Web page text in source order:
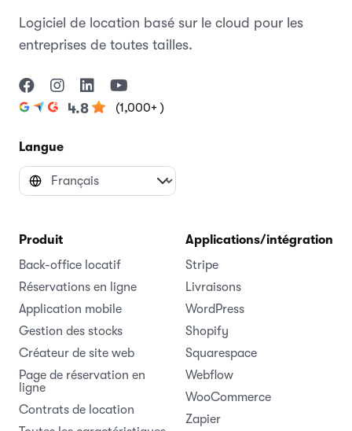
Logiciel de location basé sur le cloud pour les
entreprises de toutes tailles.
4.8 (1,000+ )
Langue
Produit
Back-office locatif
Réservations en ligne
Application mobile
Gestion des stocks
Créateur de site web
Page de réservation en
ligne
Contrats de location
Applications/intégrations
Stripe
Livraisons
WordPress
Shopify
Squarespace
Webflow
WooCommerce
Zapier